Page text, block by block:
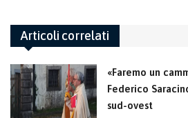
Articoli correlati
«Faremo un
Federico
sud-ovest